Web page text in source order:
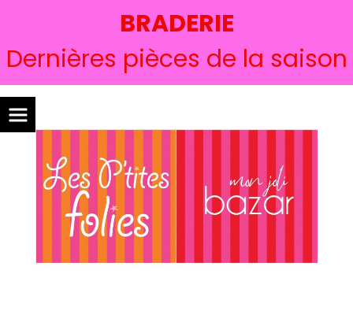
BRADERIE
Dernières pièces de la saison